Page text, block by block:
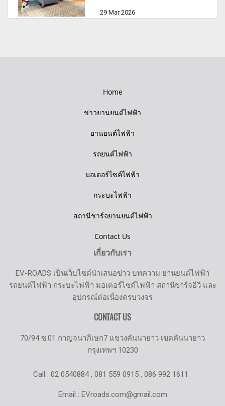
29 Mar 2026
Home
ข่าวยานยนต์ไฟฟ้า
ยานยนต์ไฟฟ้า
รถยนต์ไฟฟ้า
มอเตอร์ไซค์ไฟฟ้า
กระบะไฟฟ้า
สถานีชาร์จยานยนต์ไฟฟ้า
Contact Us
เกี่ยวกับเรา
EV-ROADS เป็นเว็บไซต์นำเสนอข่าว บทความ ยานยนต์ไฟฟ้า
รถยนต์ไฟฟ้า กระบะไฟฟ้า มอเตอร์ไซค์ไฟฟ้า สถานีขาร์จอีวี และ
อุปกรณ์ต่อเนื่องครบวงจร
CONTACT US
70/94 ซ.01 กาญจนาภิเษก7 แขวงคันนายาว เขตคันนายาว
กรุงเทพฯ 10230
Call : 02 0540884 , 081 559 0915 , 086 992 1611
Email : EVroads.com@gmail.com